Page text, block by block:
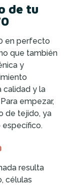
de tu
en perfecto
que también
y
calidad y la
empezar,
de tejido, ya
específico.
resulta
células